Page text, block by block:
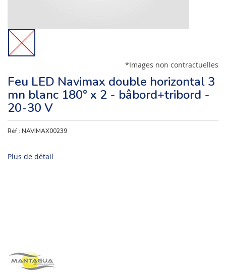
*Images non contractuelles
Feu LED Navimax double horizontal 3
mn blanc 180° x 2 - bâbord+tribord -
20-30 V
Réf : NAVIMAX00239
Plus de détail